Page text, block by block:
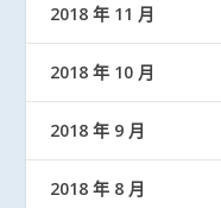
2018 年 11 月
2018 年 10 月
2018 年 9 月
2018 年 8 月